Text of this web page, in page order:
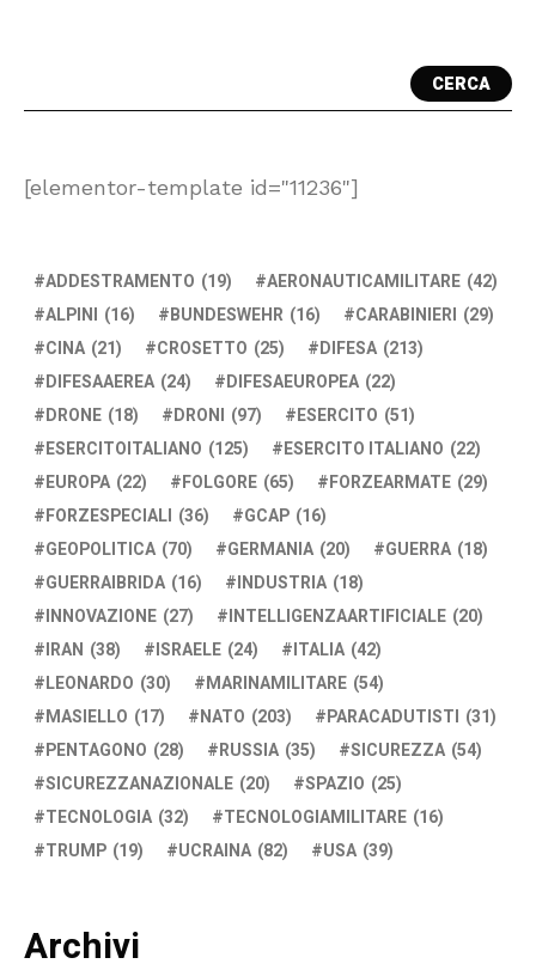
CERCA
[elementor-template id="11236"]
ADDESTRAMENTO (19) AERONAUTICAMILITARE (42)
ALPINI (16) BUNDESWEHR (16) CARABINIERI (29)
CINA (21) CROSETTO (25) DIFESA (213)
DIFESAAEREA (24) DIFESAEUROPEA (22)
DRONE (18) DRONI (97) ESERCITO (51)
ESERCITOITALIANO (125) ESERCITO ITALIANO (22)
EUROPA (22) FOLGORE (65) FORZEARMATE (29)
FORZESPECIALI (36) GCAP (16)
GEOPOLITICA (70) GERMANIA (20) GUERRA (18)
GUERRAIBRIDA (16) INDUSTRIA (18)
INNOVAZIONE (27) INTELLIGENZAARTIFICIALE (20)
IRAN (38) ISRAELE (24) ITALIA (42)
LEONARDO (30) MARINAMILITARE (54)
MASIELLO (17) NATO (203) PARACADUTISTI (31)
PENTAGONO (28) RUSSIA (35) SICUREZZA (54)
SICUREZZANAZIONALE (20) SPAZIO (25)
TECNOLOGIA (32) TECNOLOGIAMILITARE (16)
TRUMP (19) UCRAINA (82) USA (39)
Archivi